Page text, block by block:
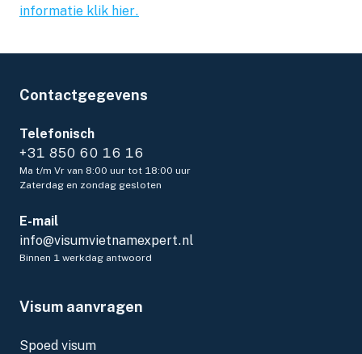
informatie klik hier.
Contactgegevens
Telefonisch
+31 850 60 16 16
Ma t/m Vr van 8:00 uur tot 18:00 uur
Zaterdag en zondag gesloten
E-mail
info@visumvietnamexpert.nl
Binnen 1 werkdag antwoord
Visum aanvragen
Spoed visum